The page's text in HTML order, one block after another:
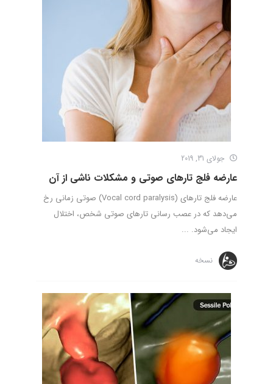
جولای 31, 2019
عارضه فلج تارهای صوتی و مشکلات ناشی از آن
عارضه فلج تارهای (Vocal cord paralysis) صوتی زمانی رخ
می‌دهد که در عصب رسانی تارهای صوتی شخص، اختلال
ایجاد می‌شود. ...
نسخه